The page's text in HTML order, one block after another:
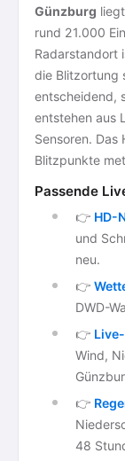
Günzburg
rund 21.000
Radarstandort
die Blitzortung
entscheidend,
entstehen aus
Sensoren.
Blitzpunkte
Passende
👉 HD-
und
neu.
👉
DWD-
👉
Wind,
👉
48